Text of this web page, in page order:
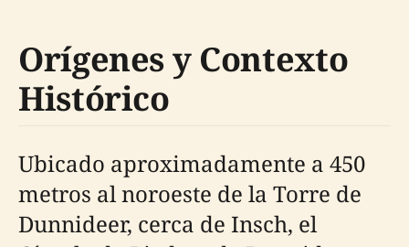
Orígenes y Contexto
Histórico
Ubicado aproximadamente a 450
metros al noroeste de la Torre de
Dunnideer, cerca de Insch, el